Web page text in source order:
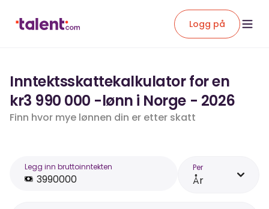
Logg på
Inntektsskattekalkulator for en
kr3 990 000 -lønn i Norge - 2026
Finn hvor mye lønnen din er etter skatt
Legg inn bruttoinntekten Per
År